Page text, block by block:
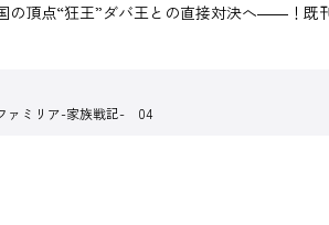
の頂点“狂王”ダバ王との直接対決へ――！既
ミリア-家族戦記- 04